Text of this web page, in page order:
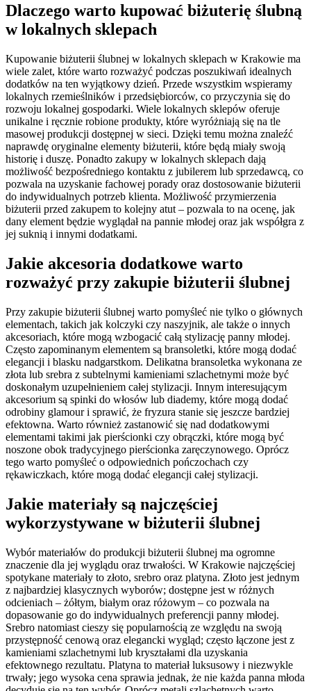
Dlaczego warto kupować biżuterię ślubną
w lokalnych sklepach
Kupowanie biżuterii ślubnej w lokalnych sklepach w Krakowie ma
wiele zalet, które warto rozważyć podczas poszukiwań idealnych
dodatków na ten wyjątkowy dzień. Przede wszystkim wspieramy
lokalnych rzemieślników i przedsiębiorców, co przyczynia się do
rozwoju lokalnej gospodarki. Wiele lokalnych sklepów oferuje
unikalne i ręcznie robione produkty, które wyróżniają się na tle
masowej produkcji dostępnej w sieci. Dzięki temu można znaleźć
naprawdę oryginalne elementy biżuterii, które będą miały swoją
historię i duszę. Ponadto zakupy w lokalnych sklepach dają
możliwość bezpośredniego kontaktu z jubilerem lub sprzedawcą, co
pozwala na uzyskanie fachowej porady oraz dostosowanie biżuterii
do indywidualnych potrzeb klienta. Możliwość przymierzenia
biżuterii przed zakupem to kolejny atut – pozwala to na ocenę, jak
dany element będzie wyglądał na pannie młodej oraz jak współgra z
jej suknią i innymi dodatkami.
Jakie akcesoria dodatkowe warto
rozważyć przy zakupie biżuterii ślubnej
Przy zakupie biżuterii ślubnej warto pomyśleć nie tylko o głównych
elementach, takich jak kolczyki czy naszyjnik, ale także o innych
akcesoriach, które mogą wzbogacić całą stylizację panny młodej.
Często zapominanym elementem są bransoletki, które mogą dodać
elegancji i blasku nadgarstkom. Delikatna bransoletka wykonana ze
złota lub srebra z subtelnymi kamieniami szlachetnymi może być
doskonałym uzupełnieniem całej stylizacji. Innym interesującym
akcesorium są spinki do włosów lub diademy, które mogą dodać
odrobiny glamour i sprawić, że fryzura stanie się jeszcze bardziej
efektowna. Warto również zastanowić się nad dodatkowymi
elementami takimi jak pierścionki czy obrączki, które mogą być
noszone obok tradycyjnego pierścionka zaręczynowego. Oprócz
tego warto pomyśleć o odpowiednich pończochach czy
rękawiczkach, które mogą dodać elegancji całej stylizacji.
Jakie materiały są najczęściej
wykorzystywane w biżuterii ślubnej
Wybór materiałów do produkcji biżuterii ślubnej ma ogromne
znaczenie dla jej wyglądu oraz trwałości. W Krakowie najczęściej
spotykane materiały to złoto, srebro oraz platyna. Złoto jest jednym
z najbardziej klasycznych wyborów; dostępne jest w różnych
odcieniach – żółtym, białym oraz różowym – co pozwala na
dopasowanie go do indywidualnych preferencji panny młodej.
Srebro natomiast cieszy się popularnością ze względu na swoją
przystępność cenową oraz elegancki wygląd; często łączone jest z
kamieniami szlachetnymi lub kryształami dla uzyskania
efektownego rezultatu. Platyna to materiał luksusowy i niezwykle
trwały; jego wysoka cena sprawia jednak, że nie każda panna młoda